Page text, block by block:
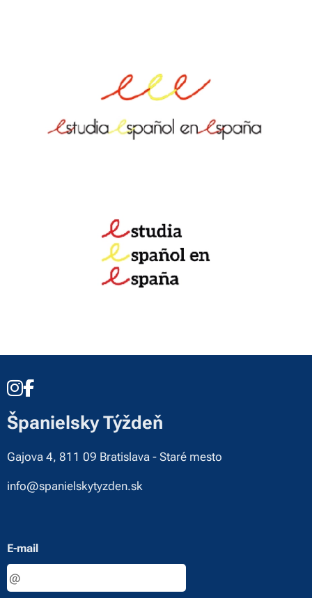
Španielsky Týždeň
Gajova 4, 811 09 Bratislava - Staré mesto
info@spanielskytyzden.sk
E-mail